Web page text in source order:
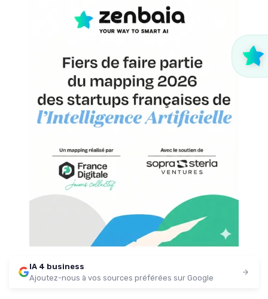
IA 4 business
Ajoutez-nous à vos sources préférées sur Google